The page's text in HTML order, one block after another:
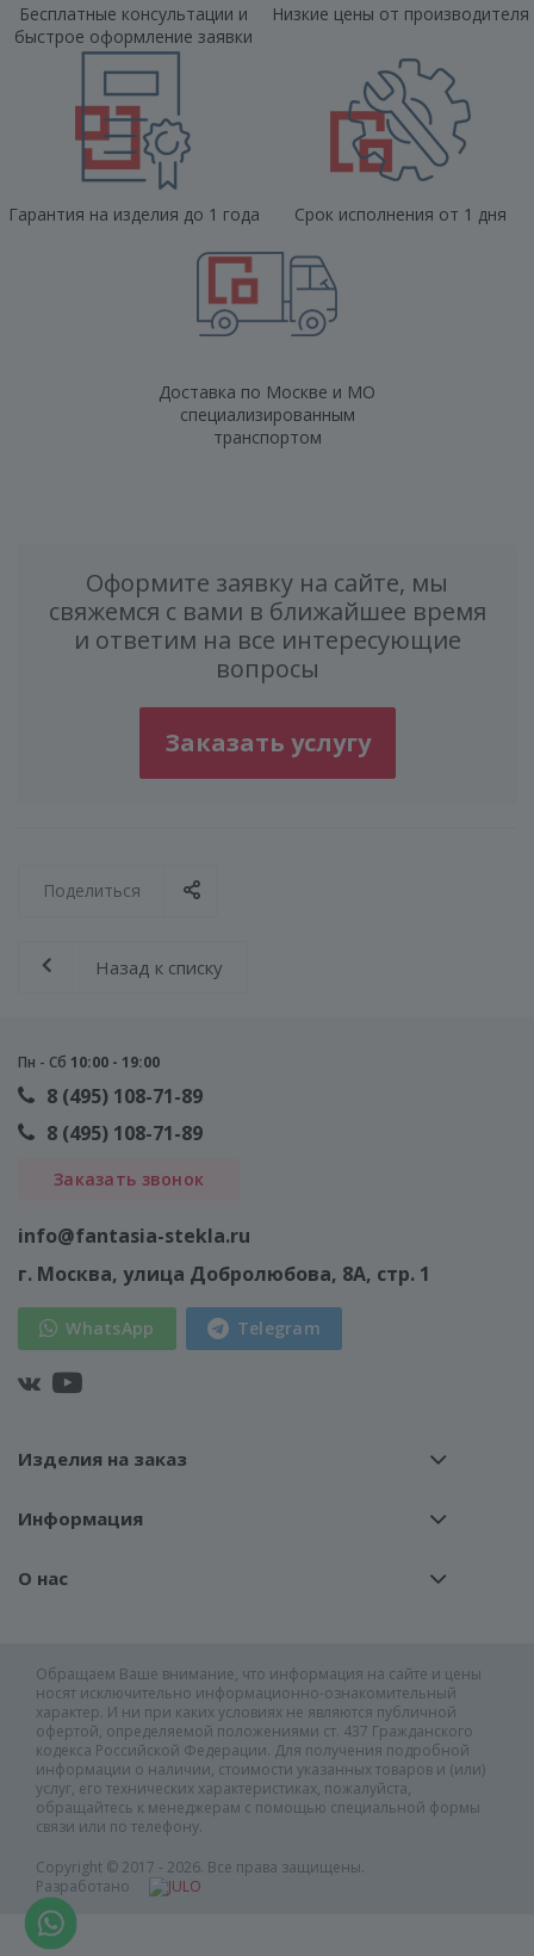
Бесплатные консультации и
быстрое оформление заявки
Низкие цены от производителя
Гарантия на изделия до 1 года Срок исполнения от 1 дня
Доставка по Москве и МО
специализированным
транспортом
Оформите заявку на сайте, мы
свяжемся с вами в ближайшее время
и ответим на все интересующие
вопросы
Заказать услугу
Поделиться
Назад к списку
Пн - Сб 10:00 - 19:00
8 (495) 108-71-89
8 (495) 108-71-89
Заказать звонок
info@fantasia-stekla.ru
г. Москва, улица Добролюбова, 8А, стр. 1
WhatsApp Telegram
Изделия на заказ
Информация
О нас
Обращаем Ваше внимание, что информация на сайте и цены
носят исключительно информационно-ознакомительный
характер. И ни при каких условиях не являются публичной
офертой, определяемой положениями ст. 437 Гражданского
кодекса Российской Федерации. Для получения подробной
информации о наличии, стоимости указанных товаров и (или)
услуг, его технических характеристиках, пожалуйста,
обращайтесь к менеджерам с помощью специальной формы
связи или по телефону.
Copyright © 2017 - 2026. Все права защищены.
Разработано